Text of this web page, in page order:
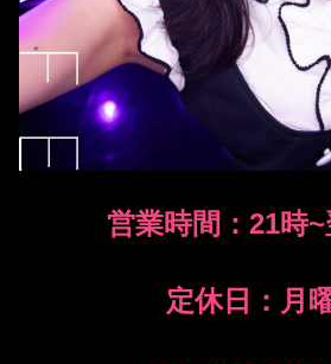
営業時間：21時
定休日：月